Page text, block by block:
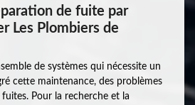
de fuite par
Les Plombiers de
de systèmes qui nécessite un
cette maintenance, des problèmes
Pour la recherche et la